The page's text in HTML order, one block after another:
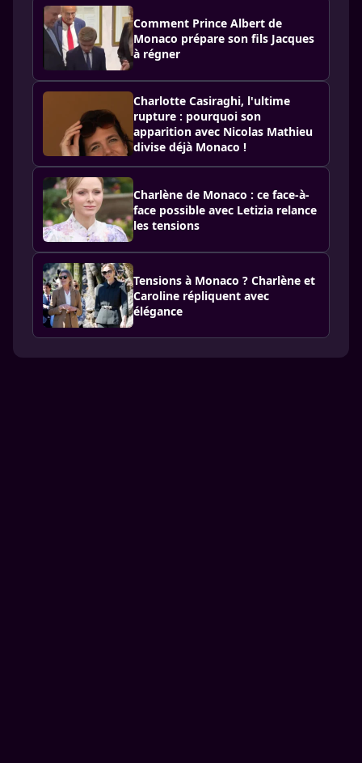
Comment Prince Albert de
Monaco prépare son fils Jacques
à régner
Charlotte Casiraghi, l'ultime
rupture : pourquoi son
apparition avec Nicolas Mathieu
divise déjà Monaco !
Charlène de Monaco : ce face-à-
face possible avec Letizia relance
les tensions
Tensions à Monaco ? Charlène et
Caroline répliquent avec
élégance